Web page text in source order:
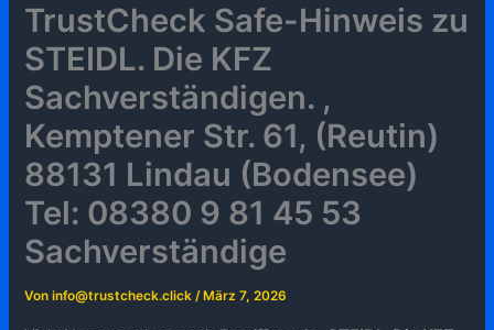
TrustCheck Safe-Hinweis zu
STEIDL. Die KFZ
Sachverständigen. ,
Kemptener Str. 61, (Reutin)
88131 Lindau (Bodensee)
Tel: 08380 9 81 45 53
Sachverständige
Voninfo@trustcheck.click/ März 7, 2026